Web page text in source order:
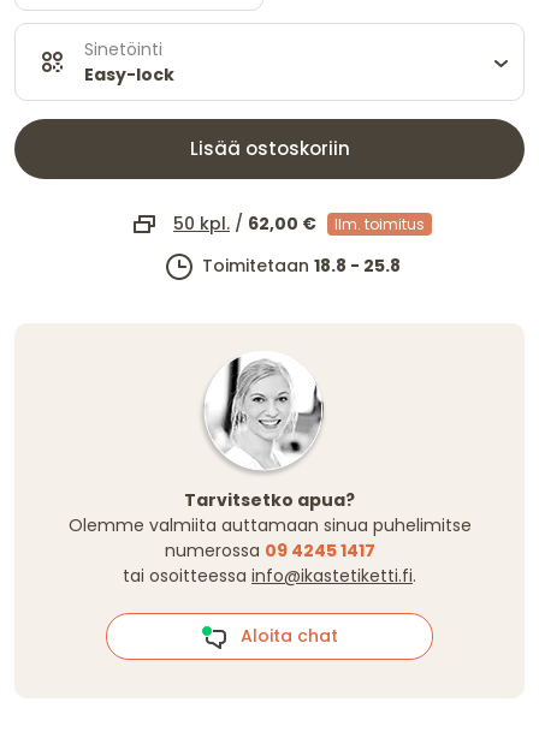
Sinetöinti
Easy-lock
Lisää ostoskoriin
50 kpl. / 62,00 € Ilm. toimitus
Toimitetaan 18.8 - 25.8
Tarvitsetko apua?
Olemme valmiita auttamaan sinua puhelimitse
numerossa 09 4245 1417
tai osoitteessa info@ikastetiketti.fi.
Aloita chat